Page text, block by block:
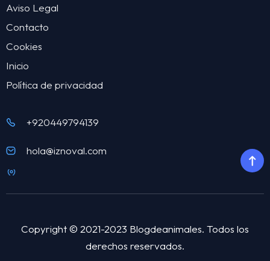
Aviso Legal
Contacto
Cookies
Inicio
Política de privacidad
+920449794139
hola@iznoval.com
Copyright © 2021-2023 Blogdeanimales. Todos los
derechos reservados.